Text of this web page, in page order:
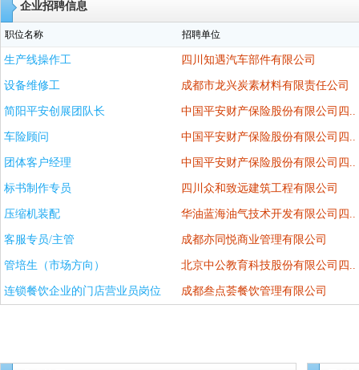
企业招聘信息
职位名称 招聘单位
生产线操作工 四川知遇汽车部件有限公司
设备维修工 成都市龙兴炭素材料有限责任公司
简阳平安创展团队长 中国平安财产保险股份有限公司四..
车险顾问 中国平安财产保险股份有限公司四..
团体客户经理 中国平安财产保险股份有限公司四..
标书制作专员 四川众和致远建筑工程有限公司
压缩机装配 华油蓝海油气技术开发有限公司四..
客服专员/主管 成都亦同悦商业管理有限公司
管培生（市场方向） 北京中公教育科技股份有限公司四..
连锁餐饮企业的门店营业员岗位 成都叁点荟餐饮管理有限公司